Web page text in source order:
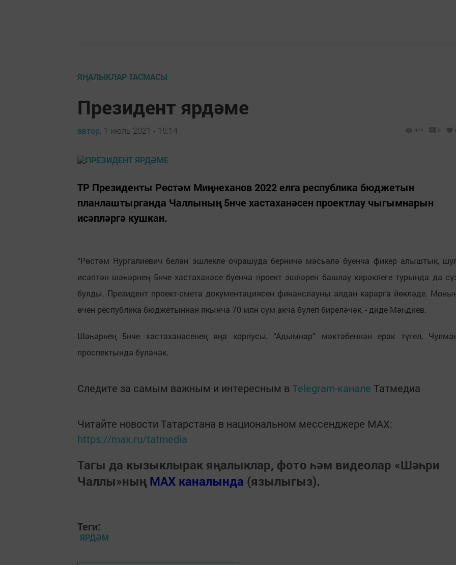
ЯҢАЛЫКЛАР ТАСМАСЫ
Президент ярдәме
автор, 1 июль 2021 - 16:14 922 0
ТР Президенты Рөстәм Миңнеханов 2022 елга республика бюджетын
планлаштырганда Чаллының 5нче хастаханәсен проектлау чыгымнарын
исәпләргә кушкан.
“Рөстәм Нургалиевич белән эшлекле очрашуда берничә мәсьәлә буенча фикер алыштык,
исәптән шәһәрнең 5нче хастаханәсе буенча проект эшләрен башлау кирәклеге турында да
булды. Президент проект-смета документациясен финанслауны алдан карарга йөкләде.
өчен республика бюджетыннан якынча 70 млн сум акча бүлеп биреләчәк, - диде Мәһдиев.
Шәһәрнең 5нче хастаханәсенең яңа корпусы, “Адымнар” мәктәбеннән ерак түгел,
проспектында булачак.
Следите за самым важным и интересным в Telegram-канале Татмедиа
Читайте новости Татарстана в национальном мессенджере MАХ:
https://max.ru/tatmedia
Тагы да кызыклырак яңалыклар, фото һәм видеолар «Шәһри
Чаллы»ның MAX каналында (язылыгыз).
Теги:
ЯРДӘМ